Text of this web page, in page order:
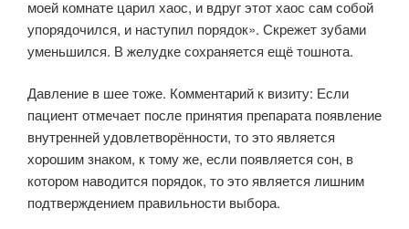
моей комнате царил хаос, и вдруг этот хаос сам собой
упорядочился, и наступил порядок». Скрежет зубами
уменьшился. В желудке сохраняется ещё тошнота.
Давление в шее тоже. Комментарий к визиту: Если
пациент отмечает после принятия препарата появление
внутренней удовлетворённости, то это является
хорошим знаком, к тому же, если появляется сон, в
котором наводится порядок, то это является лишним
подтверждением правильности выбора.